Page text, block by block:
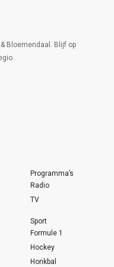
Bloemendaal. Blijf op
Programma’s
Radio
TV
Sport
Formule 1
Hockey
Honkbal